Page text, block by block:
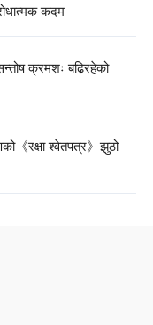
कदम
सन्तोष क्रमशः बढिरहेको
《रक्षा श्वेतपत्र》झुठो